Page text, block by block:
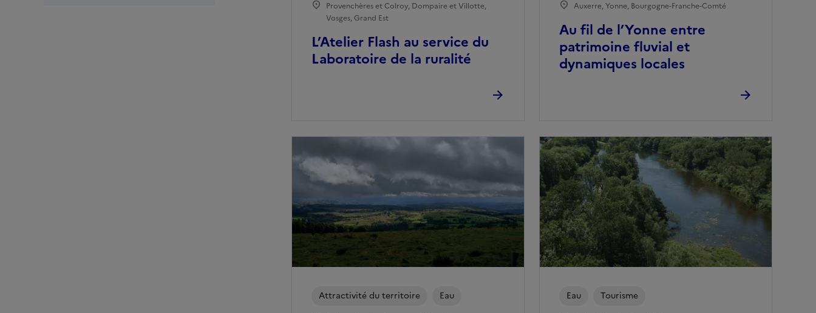
L’Atelier Flash au service du
Laboratoire de la ruralité
Provenchères et Colroy, Dompaire et Villotte,
Vosges, Grand Est
Au fil de l’Yonne entre
patrimoine fluvial et
dynamiques locales
Auxerre, Yonne, Bourgogne-Franche-Comté
Attractivité du territoire Eau Eau Tourisme